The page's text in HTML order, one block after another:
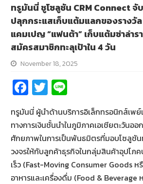
ทรูมันนี่ ชูโซลูชัน CRM Connect จั
ปลุกกระแสเก็บแต้มแลกของรางวั
แคมเปญ “แฟนต้า” เก็บแต้มซ่าล่า
สมัครสมาชิกทะลุเป้าใน 4 วัน
November 18, 2025
Fa
ce
b
o
o
k
T
wi
tt
er
n
e
ทรูมันนี่ ผู้นำด้านบริการอิเล็กทรอนิกส์เพย์
ทางการเงินชั้นนำในภูมิภาคเอเชียตะวันออ
ศักยภาพในการเป็นพันธมิตรที่มอบโซลูชั
วงจรให้กับลูกค้าธุรกิจในกลุ่มสินค้าอุปโภ
เร็ว (Fast-Moving Consumer Goods ห
อาหารและเครื่องดื่ม (Food & Beverage